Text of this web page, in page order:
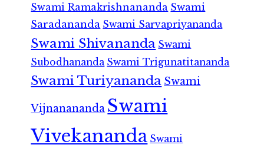
Swami Ramakrishnananda Swami
Saradananda Swami Sarvapriyananda
Swami Shivananda Swami
Subodhananda Swami Trigunatitananda
Swami Turiyananda Swami
Vijnanananda Swami
Vivekananda Swami